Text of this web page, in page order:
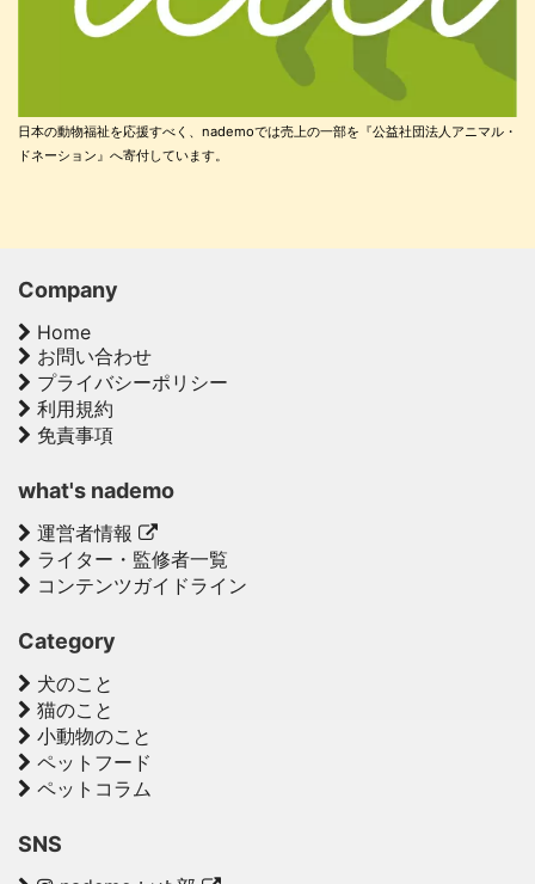
日本の動物福祉を応援すべく、nademoでは売上の一部を『公益社団法人アニマル・
ドネーション』へ寄付しています。
Company
Home
お問い合わせ
プライバシーポリシー
利用規約
免責事項
what's nademo
運営者情報
ライター・監修者一覧
コンテンツガイドライン
Category
犬のこと
猫のこと
小動物のこと
ペットフード
ペットコラム
SNS